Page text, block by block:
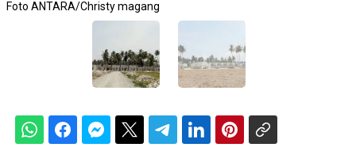
Foto ANTARA/Christy magang